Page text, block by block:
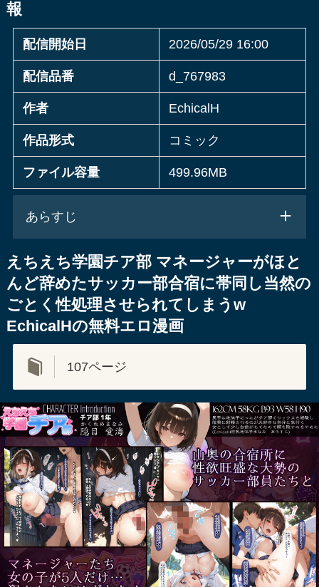
報
配信開始日 2026/05/29 16:00
配信品番 d_767983
作者 EchicalH
作品形式 コミック
ファイル容量 499.96MB
あらすじ
えちえち学園チア部 マネージャーがほと
んど辞めたサッカー部合宿に帯同し当然の
ごとく性処理させられてしまうw
EchicalHの無料エロ漫画
107ページ